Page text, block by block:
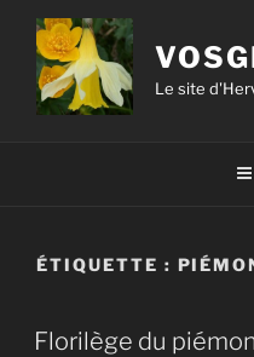
Le site
ÉTIQUETTE :
Florilège du